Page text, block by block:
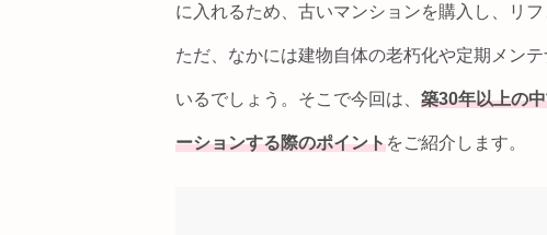
に入れるため、古いマンションを購入し、リ
ただ、なかには建物自体の老朽化や定期メン
いるでしょう。そこで今回は、 築30年以上の
ーションする際のポイントをご紹介します。